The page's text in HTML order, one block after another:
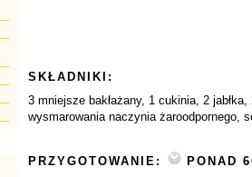
SKŁADNIKI:
3 mniejsze bakłażany, 1 cukinia, 2
wysmarowania naczynia żaroodpornego,
PRZYGOTOWANIE:
PONAD